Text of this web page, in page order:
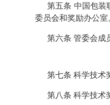
第五条 中国包装
委员会和奖励办公
第六条 管委会成
第七条 科学技术
第八条 科学技术